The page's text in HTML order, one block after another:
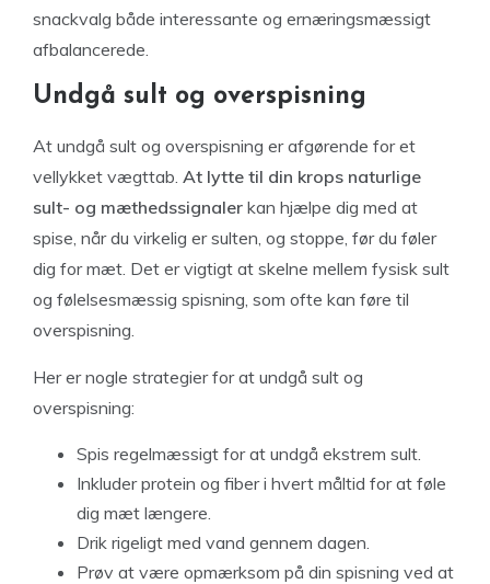
snackvalg både interessante og ernæringsmæssigt
afbalancerede.
Undgå sult og overspisning
At undgå sult og overspisning er afgørende for et
vellykket vægttab. At lytte til din krops naturlige
sult- og mæthedssignaler kan hjælpe dig med at
spise, når du virkelig er sulten, og stoppe, før du føler
dig for mæt. Det er vigtigt at skelne mellem fysisk sult
og følelsesmæssig spisning, som ofte kan føre til
overspisning.
Her er nogle strategier for at undgå sult og
overspisning:
Spis regelmæssigt for at undgå ekstrem sult.
Inkluder protein og fiber i hvert måltid for at føle
dig mæt længere.
Drik rigeligt med vand gennem dagen.
Prøv at være opmærksom på din spisning ved at